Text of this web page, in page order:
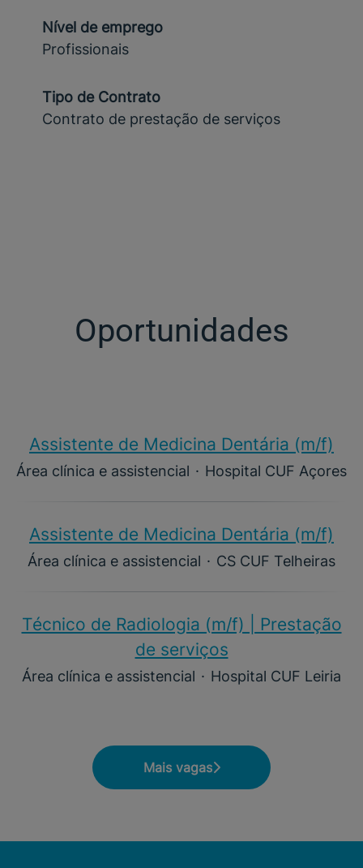
Nível de emprego
Profissionais
Tipo de Contrato
Contrato de prestação de serviços
Oportunidades
Assistente de Medicina Dentária (m/f)​
Área clínica e assistencial · Hospital CUF Açores
Assistente de Medicina Dentária (m/f)​
Área clínica e assistencial · CS CUF Telheiras
Técnico de Radiologia (m/f) | Prestação
de serviços
Área clínica e assistencial · Hospital CUF Leiria
Mais vagas